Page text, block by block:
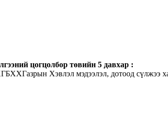
цогцолбор төвийн 5 давхар :
Хэвлэл мэдээлэл, дотоод сүлжээ